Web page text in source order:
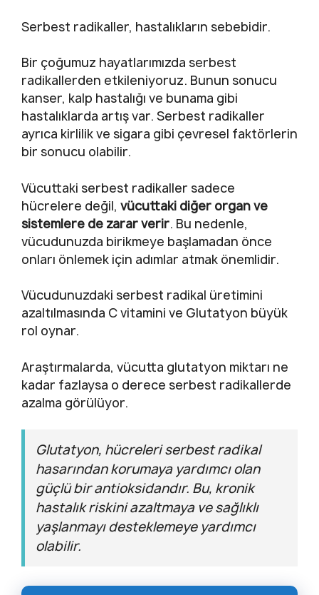
Serbest radikaller, hastalıkların sebebidir.
Bir çoğumuz hayatlarımızda serbest
radikallerden etkileniyoruz. Bunun sonucu
kanser, kalp hastalığı ve bunama gibi
hastalıklarda artış var. Serbest radikaller
ayrıca kirlilik ve sigara gibi çevresel faktörlerin
bir sonucu olabilir.
Vücuttaki serbest radikaller sadece
hücrelere değil, vücuttaki diğer organ ve
sistemlere de zarar verir. Bu nedenle,
vücudunuzda birikmeye başlamadan önce
onları önlemek için adımlar atmak önemlidir.
Vücudunuzdaki serbest radikal üretimini
azaltılmasında C vitamini ve Glutatyon büyük
rol oynar.
Araştırmalarda, vücutta glutatyon miktarı ne
kadar fazlaysa o derece serbest radikallerde
azalma görülüyor.
Glutatyon, hücreleri serbest radikal
hasarından korumaya yardımcı olan
güçlü bir antioksidandır. Bu, kronik
hastalık riskini azaltmaya ve sağlıklı
yaşlanmayı desteklemeye yardımcı
olabilir.